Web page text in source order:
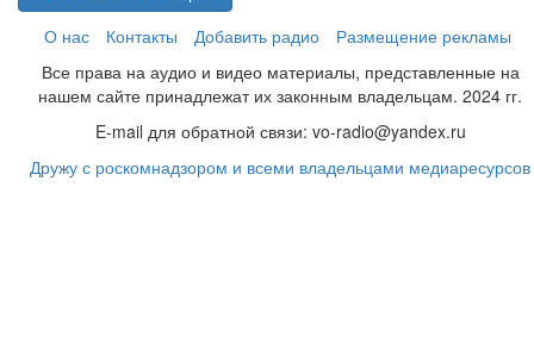
О нас
Контакты Добавить радио
Размещение рекламы
Все права на аудио и видео материалы, представленные на
нашем сайте принадлежат их законным владельцам. 2024 гг.
E-mail для обратной связи: vo-radio@yandex.ru
Дружу с роскомнадзором и всеми владельцами медиаресурсов